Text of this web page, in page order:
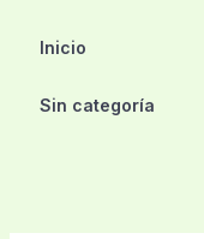
Inicio
Sin categoría